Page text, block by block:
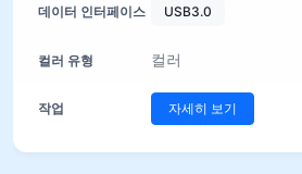
USB3.0
컬러
자세히 보기